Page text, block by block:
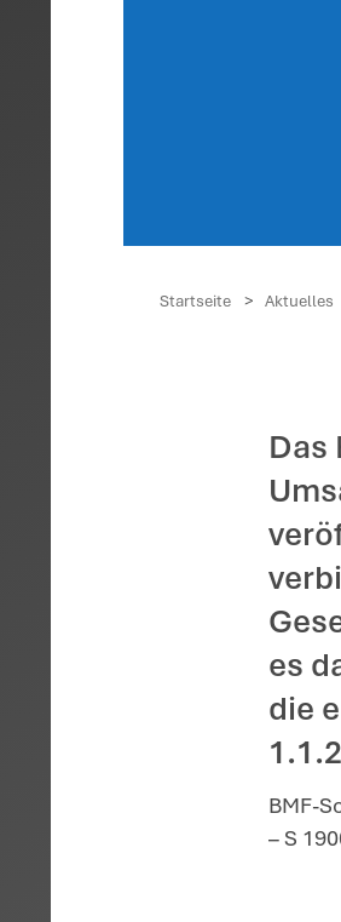
Startseite >